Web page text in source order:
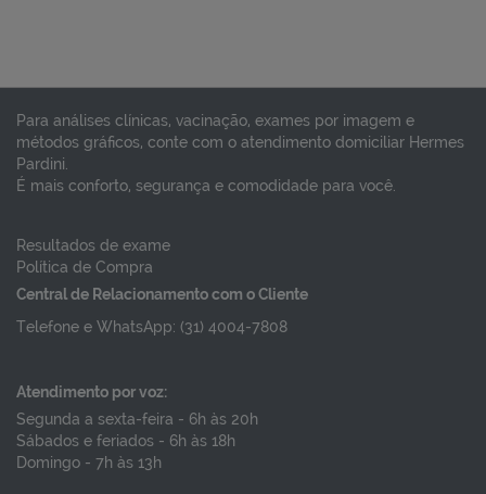
Para análises clínicas, vacinação, exames por imagem e
métodos gráficos, conte com o atendimento domiciliar Hermes
Pardini.
É mais conforto, segurança e comodidade para você.
Resultados de exame
Política de Compra
Central de Relacionamento com o Cliente
Telefone e WhatsApp: (31) 4004-7808
Atendimento por voz:
Segunda a sexta-feira - 6h às 20h
Sábados e feriados - 6h às 18h
Domingo - 7h às 13h